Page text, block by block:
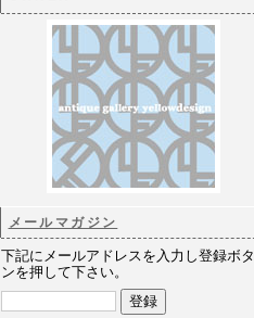
メールマガジン
下記にメールアドレスを入力し登録ボタ
ンを押して下さい。